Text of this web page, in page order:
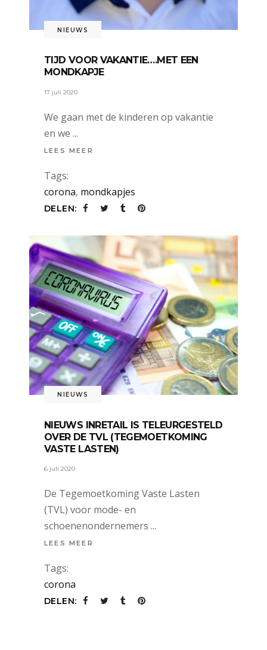
NIEUWS
TIJD VOOR VAKANTIE….MET EEN
MONDKAPJE
17 juli 2020
We gaan met de kinderen op vakantie
en we
LEES MEER
Tags:
corona, mondkapjes
DELEN:
NIEUWS
NIEUWS INRETAIL IS TELEURGESTELD
OVER DE TVL (TEGEMOETKOMING
VASTE LASTEN)
6 juli 2020
De Tegemoetkoming Vaste Lasten
(TVL) voor mode- en
schoenenondernemers
LEES MEER
Tags:
corona
DELEN: